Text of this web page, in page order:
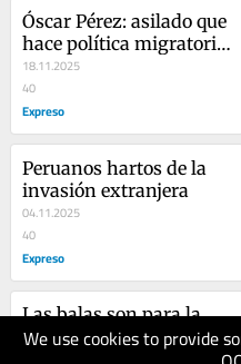
We use cookies to provide
Óscar Pérez: asilado que
hace política migratoria
en Perú
18.11.2025
40
Expreso
Peruanos hartos de la
invasión extranjera
04.11.2025
40
Expreso
Las balas son para la
cabeza del